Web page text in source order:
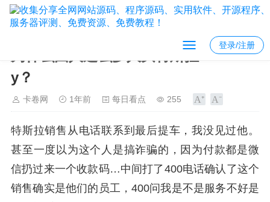
登录/注册
为什么国人这么多人买特斯拉model
y？
卡卷网 1年前 每日看点 255
特斯拉销售从电话联系到最后提车，我没见过他。
甚至一度以为这个人是搞诈骗的，因为付款都是微
信扔过来一个收款码…中间打了400电话确认了这个
销售确实是他们的员工，400问我是不是服务不好是